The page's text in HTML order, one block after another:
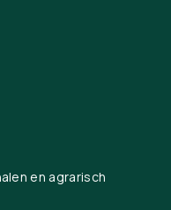
en agrarisch